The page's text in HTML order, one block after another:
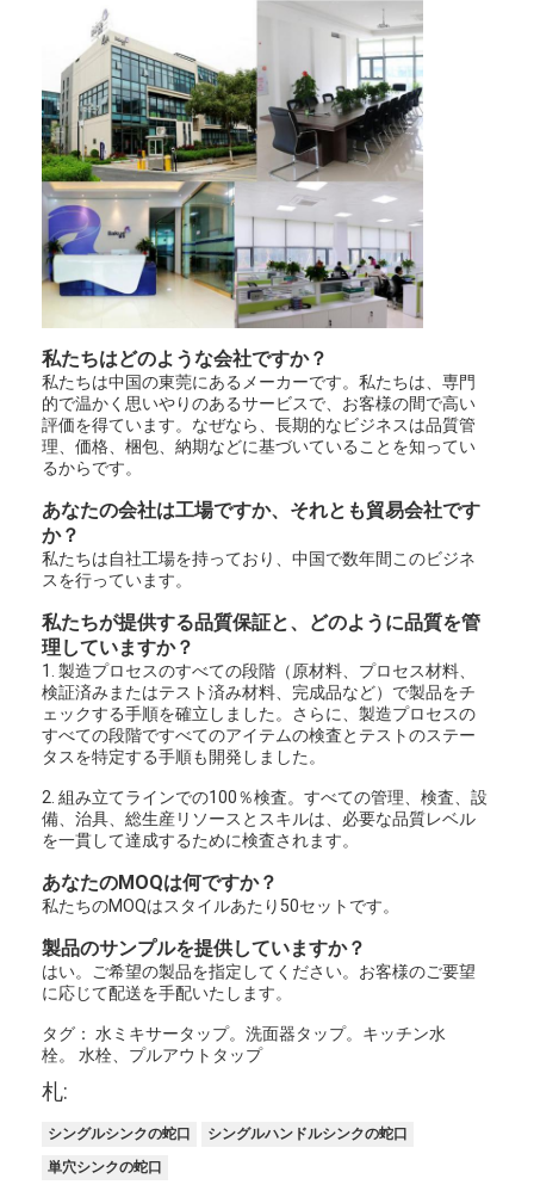
私たちはどのような会社ですか？
私たちは中国の東莞にあるメーカーです。私たちは、専門
的で温かく思いやりのあるサービスで、お客様の間で高い
評価を得ています。なぜなら、長期的なビジネスは品質管
理、価格、梱包、納期などに基づいていることを知ってい
るからです。
あなたの会社は工場ですか、それとも貿易会社です
か？
私たちは自社工場を持っており、中国で数年間このビジネ
スを行っています。
私たちが提供する品質保証と、どのように品質を管
理していますか？
1. 製造プロセスのすべての段階（原材料、プロセス材料、
検証済みまたはテスト済み材料、完成品など）で製品をチ
ェックする手順を確立しました。さらに、製造プロセスの
すべての段階ですべてのアイテムの検査とテストのステー
タスを特定する手順も開発しました。
2. 組み立てラインでの100％検査。すべての管理、検査、設
備、治具、総生産リソースとスキルは、必要な品質レベル
を一貫して達成するために検査されます。
あなたのMOQは何ですか？
私たちのMOQはスタイルあたり50セットです。
製品のサンプルを提供していますか？
はい。ご希望の製品を指定してください。お客様のご要望
に応じて配送を手配いたします。
タグ： 水ミキサータップ。洗面器タップ。キッチン水
栓。 水栓、プルアウトタップ
札:
シングルシンクの蛇口
シングルハンドルシンクの蛇口
単穴シンクの蛇口